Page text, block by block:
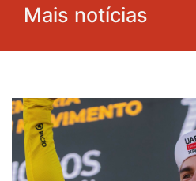
Mais notícias